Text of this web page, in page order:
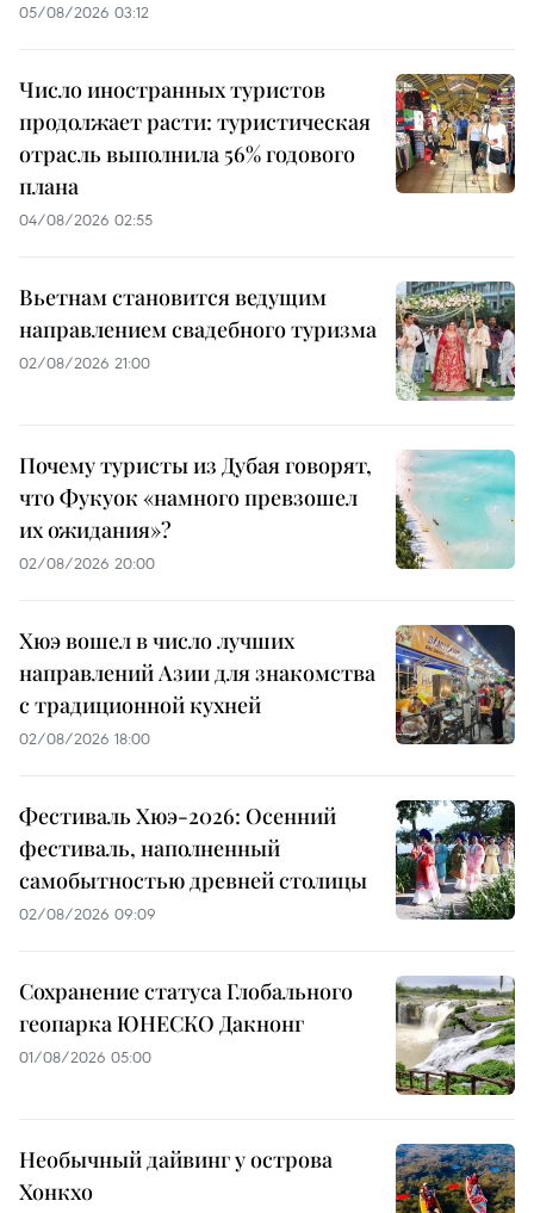
05/08/2026 03:12
Число иностранных туристов
продолжает расти: туристическая
отрасль выполнила 56% годового
плана
04/08/2026 02:55
Вьетнам становится ведущим
направлением свадебного туризма
02/08/2026 21:00
Почему туристы из Дубая говорят,
что Фукуок «намного превзошел
их ожидания»?
02/08/2026 20:00
Хюэ вошел в число лучших
направлений Азии для знакомства
с традиционной кухней
02/08/2026 18:00
Фестиваль Хюэ-2026: Осенний
фестиваль, наполненный
самобытностью древней столицы
02/08/2026 09:09
Сохранение статуса Глобального
геопарка ЮНЕСКО Дакнонг
01/08/2026 05:00
Необычный дайвинг у острова
Хонкхо